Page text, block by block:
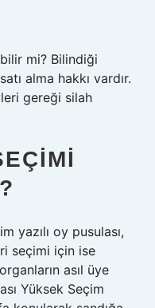
mi? Bilindiği
alma hakkı vardır.
gereği silah
yazılı oy pusulası,
seçimi için ise
asıl üye
Yüksek Seçim